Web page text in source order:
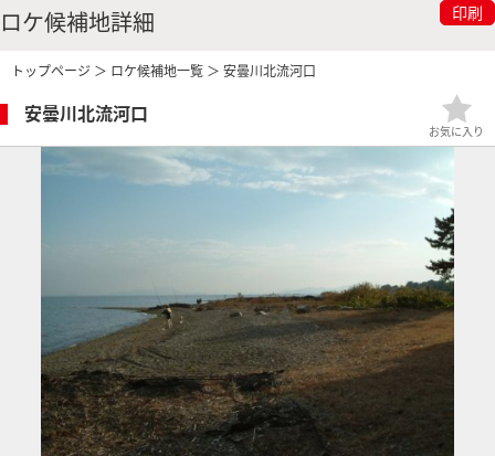
ロケ候補地詳細 印刷
トップページ ＞ ロケ候補地一覧 ＞ 安曇川北流河口
安曇川北流河口
お気に入り